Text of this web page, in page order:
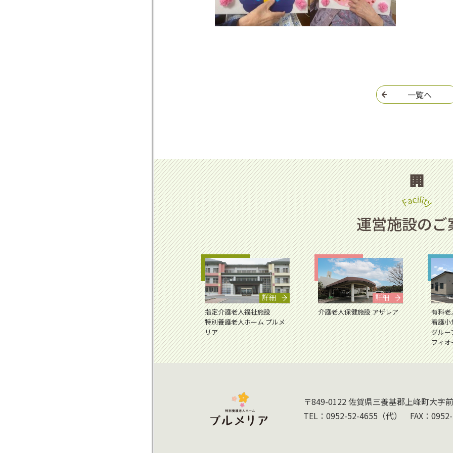
一覧へ
運営施設のご
詳細
指定介護老人福祉施設
特別養護老人ホーム プルメ
リア
詳細
介護老人保健施設 アザレア
有料老
看護小
グルー
フィオ
〒849-0122 佐賀県三養基郡上峰町大字
TEL： 0952-52-4655 （代） FAX：